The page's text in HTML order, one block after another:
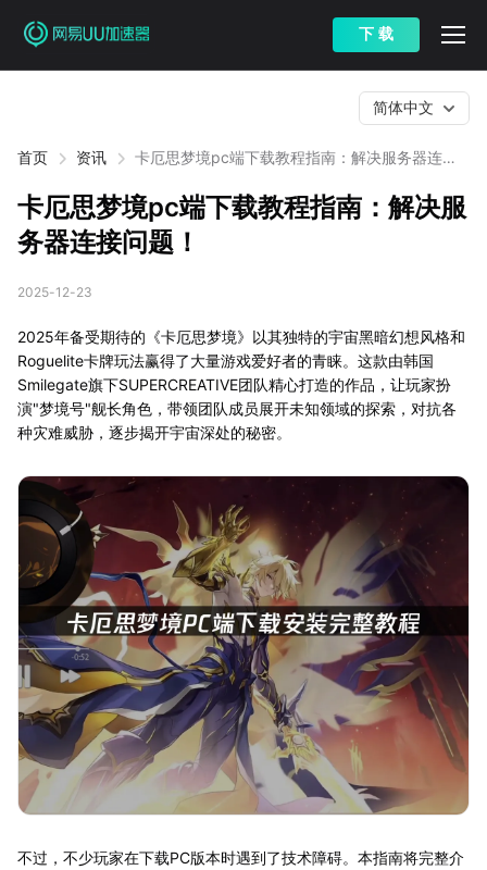
下 载
首页 资讯
卡厄思梦境pc端下载教程指南：解决服务器连接
简体中文
卡厄思梦境pc端下载教程指南：解决服
务器连接问题！
2025-12-23
2025年备受期待的《卡厄思梦境》以其独特的宇宙黑暗幻想风格和
Roguelite卡牌玩法赢得了大量游戏爱好者的青睐。这款由韩国
Smilegate旗下SUPERCREATIVE团队精心打造的作品，让玩家扮
演"梦境号"舰长角色，带领团队成员展开未知领域的探索，对抗各
种灾难威胁，逐步揭开宇宙深处的秘密。
不过，不少玩家在下载PC版本时遇到了技术障碍。本指南将完整介